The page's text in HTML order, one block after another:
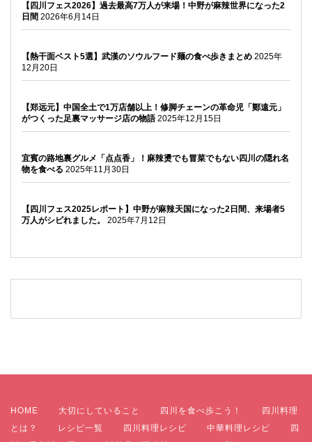
【四川フェス2026】過去最高7万人が来場！中野が麻辣世界になった2
日間 2026年6月14日
【熱干面ベスト5選】武漢のソウルフード麺の食べ歩きまとめ 2025年
12月20日
【郑远元】中国全土で1万店舗以上！修脚チェーンの革命児「鄭遠元」
がつくった足裏マッサージ店の物語 2025年12月15日
宜賓の路地裏グルメ「点点香」！麻辣燙でも冒菜でもない四川の隠れ名
物を食べる 2025年11月30日
【四川フェス2025レポート】中野が麻辣天国になった2日間、来場者5
万人がシビれました。
2025年7月12日
HOME 大切にしていること 四川を食べ歩こう！
四川料理
とは？
レシピ一覧 四川料理レシピ 中華料理レシピ
四